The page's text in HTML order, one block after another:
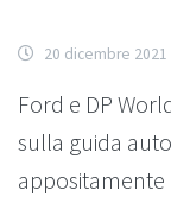
20 dicembre 2021
Ford e DP
sulla guida
appositamente